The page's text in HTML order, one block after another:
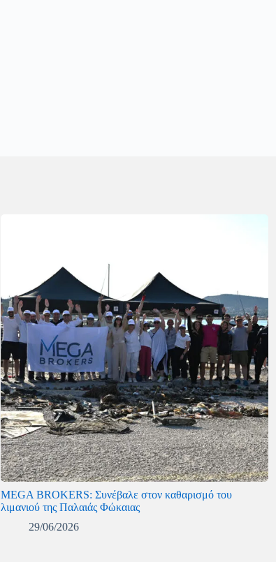
MEGA BROKERS: Συνέβαλε στον καθαρισμό του
λιμανιού της Παλαιάς Φώκαιας
29/06/2026